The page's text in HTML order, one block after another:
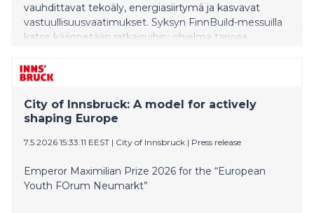
vauhdittavat tekoäly, energiasiirtymä ja kasvavat
vastuullisuusvaatimukset. Syksyn FinnBuild-messuilla
katse käännetään ratkaisuihin: ohjelma tarjoaa
konkreettisia näkökulmia siihen, miten rakentaminen
uudistuu kohti kestävämpää ja tehokkaampaa
City of Innsbruck: A model for actively
shaping Europe
7.5.2026 15:33:11 EEST | City of Innsbruck | Press release
Emperor Maximilian Prize 2026 for the “European
Youth FOrum Neumarkt”